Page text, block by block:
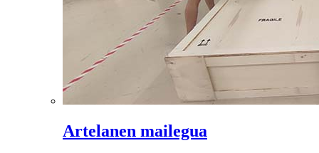
Artelanen mailegua